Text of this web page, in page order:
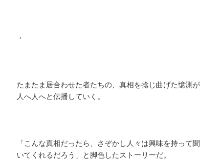
・
たまたま居合わせた者たちの、真相を捻じ曲げた憶測が
人へ人へと伝播していく。
「こんな真相だったら、さぞかし人々は興味を持って聞
いてくれるだろう」と脚色したストーリーだ。